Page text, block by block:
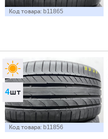
Код товара: b11865
4шт
Код товара: b11856